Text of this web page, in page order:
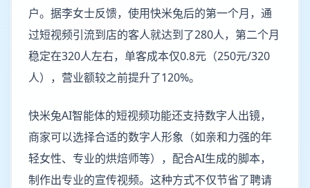
户。据李女士反馈，使用快米兔后的第一个月，通
过短视频引流到店的客人就达到了280人，第二个月
稳定在320人左右，单客成本仅0.8元（250元/320
人），营业额较之前提升了120%。
快米兔AI智能体的短视频功能还支持数字人出镜，
商家可以选择合适的数字人形象（如亲和力强的年
轻女性、专业的烘焙师等），配合AI生成的脚本，
制作出专业的宣传视频。这种方式不仅节省了聘请